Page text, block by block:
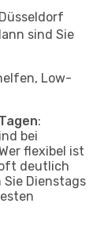
sind Sie
Low-
:
bei
flexibel ist
deutlich
Sie Dienstags